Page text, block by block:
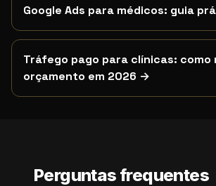
Google Ads para médicos: guia
Tráfego pago para clínicas: como
orçamento em 2026 →
Perguntas frequentes